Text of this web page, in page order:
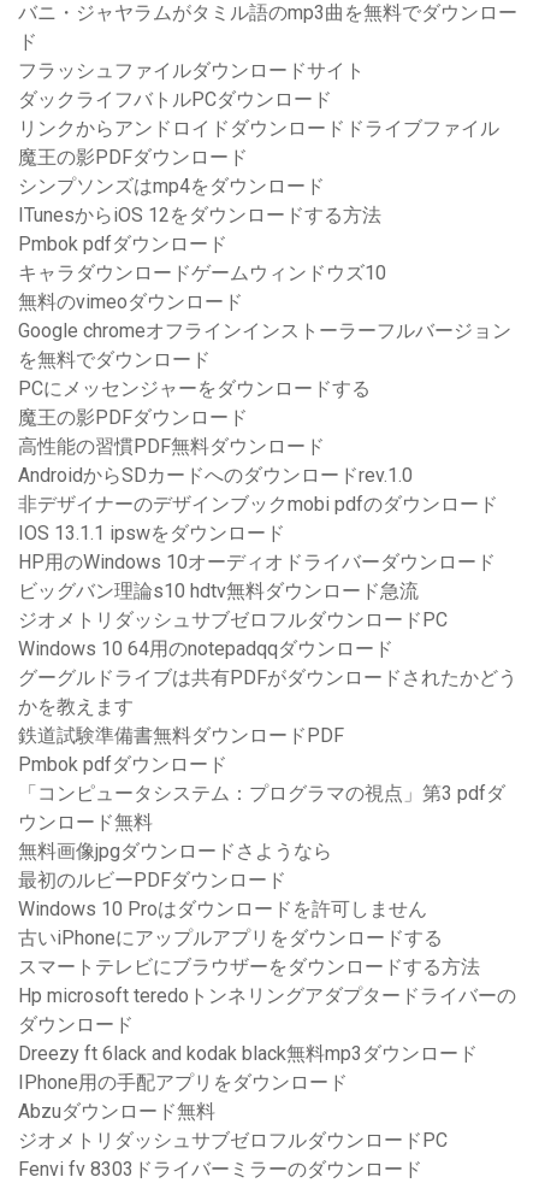
バニ・ジャヤラムがタミル語のmp3曲を無料でダウンロー
ド
フラッシュファイルダウンロードサイト
ダックライフバトルPCダウンロード
リンクからアンドロイドダウンロードドライブファイル
魔王の影PDFダウンロード
シンプソンズはmp4をダウンロード
ITunesからiOS 12をダウンロードする方法
Pmbok pdfダウンロード
キャラダウンロードゲームウィンドウズ10
無料のvimeoダウンロード
Google chromeオフラインインストーラーフルバージョン
を無料でダウンロード
PCにメッセンジャーをダウンロードする
魔王の影PDFダウンロード
高性能の習慣PDF無料ダウンロード
AndroidからSDカードへのダウンロードrev.1.0
非デザイナーのデザインブックmobi pdfのダウンロード
IOS 13.1.1 ipswをダウンロード
HP用のWindows 10オーディオドライバーダウンロード
ビッグバン理論s10 hdtv無料ダウンロード急流
ジオメトリダッシュサブゼロフルダウンロードPC
Windows 10 64用のnotepadqqダウンロード
グーグルドライブは共有PDFがダウンロードされたかどう
かを教えます
鉄道試験準備書無料ダウンロードPDF
Pmbok pdfダウンロード
「コンピュータシステム：プログラマの視点」第3 pdfダ
ウンロード無料
無料画像jpgダウンロードさようなら
最初のルビーPDFダウンロード
Windows 10 Proはダウンロードを許可しません
古いiPhoneにアップルアプリをダウンロードする
スマートテレビにブラウザーをダウンロードする方法
Hp microsoft teredoトンネリングアダプタードライバーの
ダウンロード
Dreezy ft 6lack and kodak black無料mp3ダウンロード
IPhone用の手配アプリをダウンロード
Abzuダウンロード無料
ジオメトリダッシュサブゼロフルダウンロードPC
Fenvi fv 8303ドライバーミラーのダウンロード